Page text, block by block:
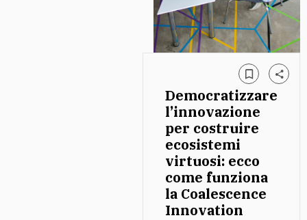
Democratizzare
l’innovazione
per costruire
ecosistemi
virtuosi: ecco
come funziona
la Coalescence
Innovation